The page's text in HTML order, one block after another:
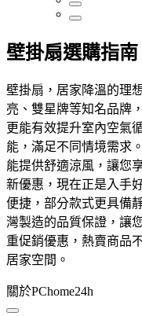
壁掛扇選購指
壁掛扇，居家降溫的理
亮、雙星牌等知名品牌
更能有效提升室內空氣
能，滿足不同情境需求
能提供舒適涼風，讓您
新優惠，現在正是入手
便捷，部分款式更具備
灣製造的品質保證，讓
重促銷優惠，熱賣商品
居家空間。
關於PChome24h